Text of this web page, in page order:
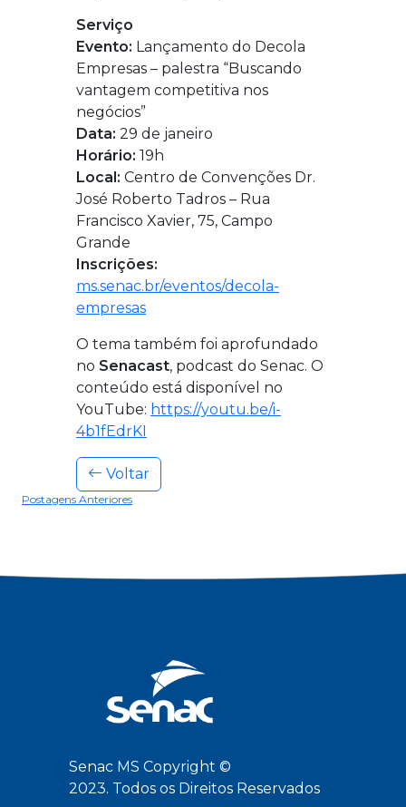
Serviço
Evento: Lançamento do Decola
Empresas – palestra “Buscando
vantagem competitiva nos
negócios”
Data: 29 de janeiro
Horário: 19h
Local: Centro de Convenções Dr.
José Roberto Tadros – Rua
Francisco Xavier, 75, Campo
Grande
Inscrições:
ms.senac.br/eventos/decola-
empresas
O tema também foi aprofundado
no Senacast, podcast do Senac. O
conteúdo está disponível no
YouTube: https://youtu.be/i-
4b1fEdrKI
Voltar
Postagens Anteriores
Senac MS Copyright ©
2023. Todos os Direitos Reservados